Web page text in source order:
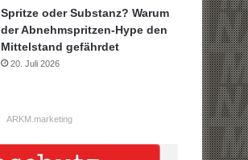
Spritze oder Substanz? Warum
der Abnehmspritzen-Hype den
Mittelstand gefährdet
20. Juli 2026
ARKM.marketing